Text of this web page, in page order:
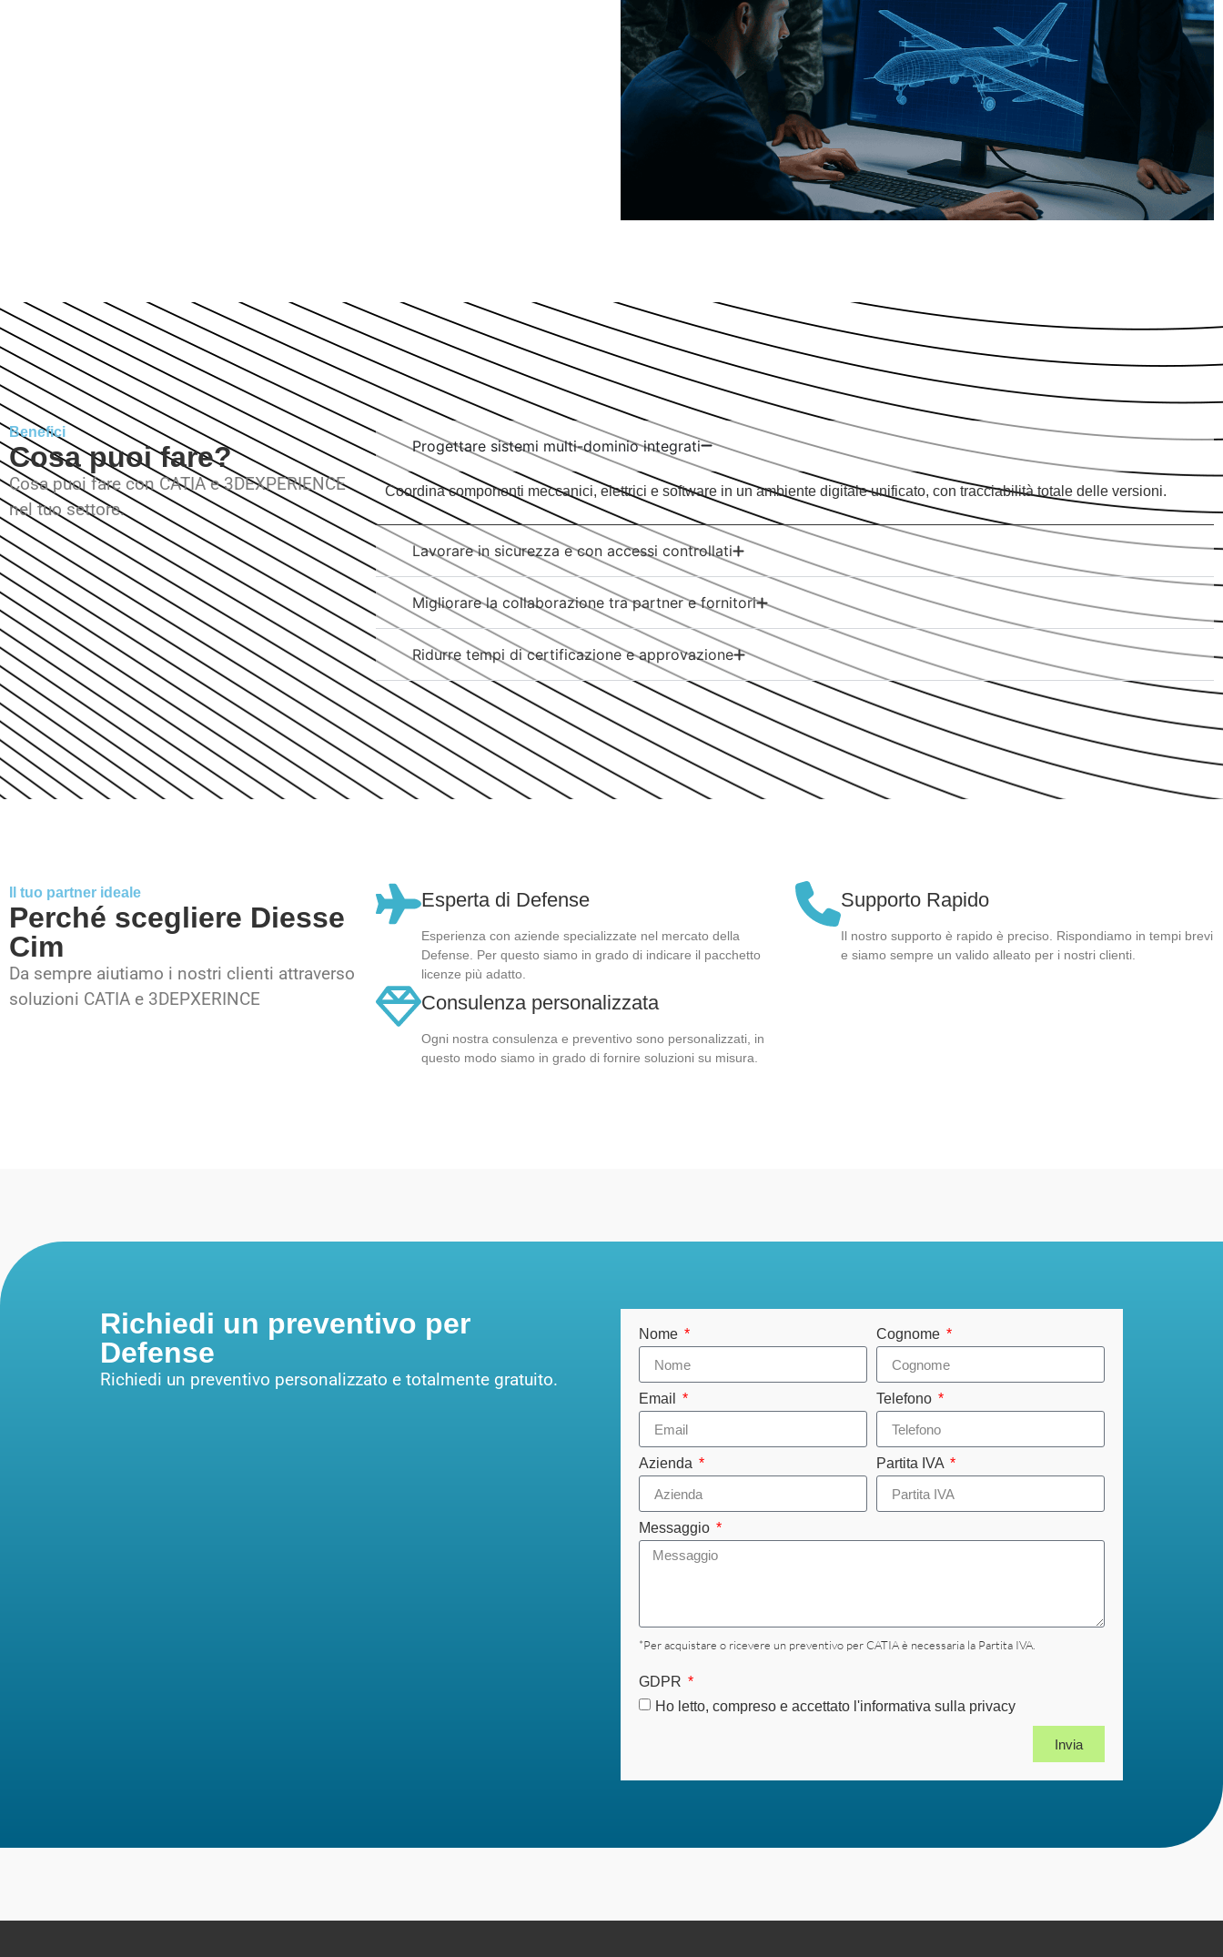
Benefici
Cosa puoi fare?
Cosa puoi fare con CATIA e 3DEXPERIENCE
nel tuo settore.
Progettare sistemi multi-dominio integrati
Coordina componenti meccanici, elettrici e software in un ambiente digitale unificato, con tracciabilità totale delle versioni.
Lavorare in sicurezza e con accessi controllati
Migliorare la collaborazione tra partner e fornitori
Ridurre tempi di certificazione e approvazione
Il tuo partner ideale
Perché scegliere Diesse
Cim
Da sempre aiutiamo i nostri clienti attraverso
soluzioni CATIA e 3DEPXERINCE
Esperta di Defense
Esperienza con aziende specializzate nel mercato della
Defense. Per questo siamo in grado di indicare il pacchetto
licenze più adatto.
Supporto Rapido
Il nostro supporto è rapido è preciso. Rispondiamo in tempi brevi
e siamo sempre un valido alleato per i nostri clienti.
Consulenza personalizzata
Ogni nostra consulenza e preventivo sono personalizzati, in
questo modo siamo in grado di fornire soluzioni su misura.
Richiedi un preventivo per
Defense
Richiedi un preventivo personalizzato e totalmente gratuito.
Nome Cognome
Email Telefono
Azienda Partita IVA
Messaggio
*Per acquistare o ricevere un preventivo per CATIA è necessaria la Partita IVA.
GDPR
Ho letto, compreso e accettato l'informativa sulla privacy
Invia